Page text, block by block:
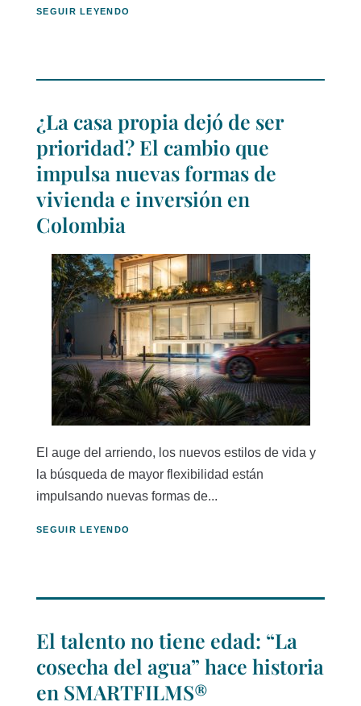
SEGUIR LEYENDO
¿La casa propia dejó de ser
prioridad? El cambio que
impulsa nuevas formas de
vivienda e inversión en
Colombia
El auge del arriendo, los nuevos estilos de vida y
la búsqueda de mayor flexibilidad están
impulsando nuevas formas de...
SEGUIR LEYENDO
El talento no tiene edad: “La
cosecha del agua” hace historia
en SMARTFILMS®